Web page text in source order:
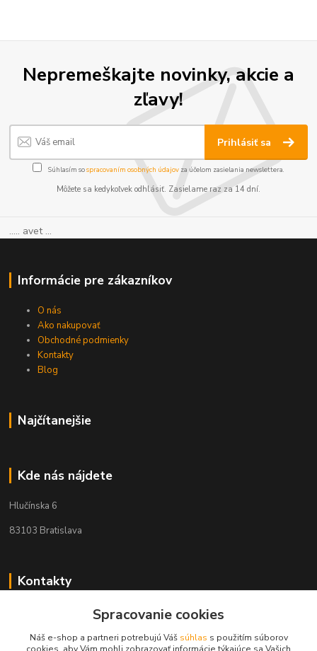
Nepremeškajte novinky, akcie a
zľavy!
Prihlásiť sa
Súhlasím sospracovaním osobných údajov za účelom zasielania newslettera.
Môžete sa kedykoľvek odhlásiť. Zasielame raz za 14 dní.
..... avet ...
Informácie pre zákazníkov
O nás
Ako nakupovať
Obchodné podmienky
Kontakty
Blog
Najčítanejšie
Kde nás nájdete
Hlučínska 6
83103 Bratislava
Kontakty
+421 908 678 479Spracovanie cookies
Náš e-shop a partneri potrebujú Váš súhlas s použitím súborov